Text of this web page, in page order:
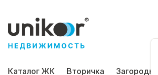
Каталог ЖК Вторичка Загородная